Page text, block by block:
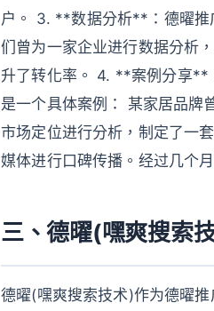
户。 3. **数据分析**：德曜推
们曾为一家企业进行数据分析
升了转化率。 4. **案例分享**
是一个具体案例： 某家居品牌
市场定位进行分析，制定了一
媒体进行口碑传播。经过几个
三、德曜(嘿爽搜索
德曜(嘿爽搜索技术)作为德曜